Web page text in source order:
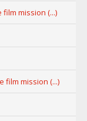
film mission (...)
film mission (...)